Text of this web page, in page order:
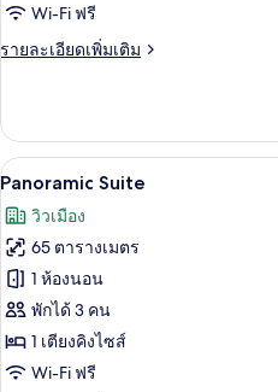
แฟ
มิ
Wi-Fi ฟรี
รายละเอียดเพิ่มเติม
ราย
เกี่ยว
กับ
ห้อง
มิ
ลี่
เปิด
ภาพถ่าย
ทั้งหมด
ของ
Panoramic
Suite
8
Panoramic Suite
วิวเมือง
65 ตารางเมตร
1 ห้องนอน
พักได้ 3 คน
1 เตียงคิงไซส์
Wi-Fi ฟรี